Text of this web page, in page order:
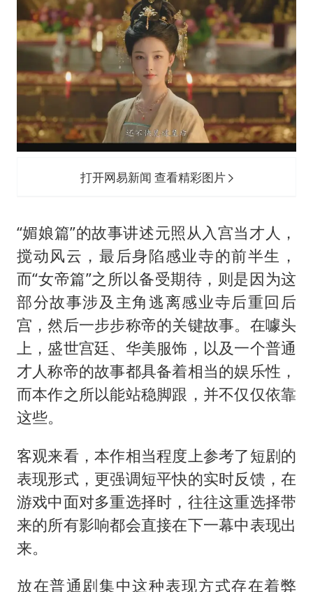
打开网易新闻 查看精彩图片
“媚娘篇”的故事讲述元照从入宫当才人，
搅动风云，最后身陷感业寺的前半生，
而“女帝篇”之所以备受期待，则是因为这
部分故事涉及主角逃离感业寺后重回后
宫，然后一步步称帝的关键故事。在噱头
上，盛世宫廷、华美服饰，以及一个普通
才人称帝的故事都具备着相当的娱乐性，
而本作之所以能站稳脚跟，并不仅仅依靠
这些。
客观来看，本作相当程度上参考了短剧的
表现形式，更强调短平快的实时反馈，在
游戏中面对多重选择时，往往这重选择带
来的所有影响都会直接在下一幕中表现出
来。
放在普通剧集中这种表现方式存在着弊